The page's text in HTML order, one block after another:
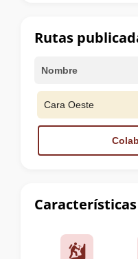
cumbre
Rutas
Nombre
Cara Oeste